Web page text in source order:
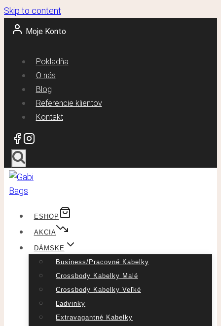
Skip to content
Moje Konto
Pokladňa
O nás
Blog
Referencie klientov
Kontakt
ESHOP
AKCIA
DÁMSKE
Business/pracovné Kabelky
Crossbody Kabelky Malé
Crossbody Kabelky Veľké
Ľadvinky
Extravagantné Kabelky